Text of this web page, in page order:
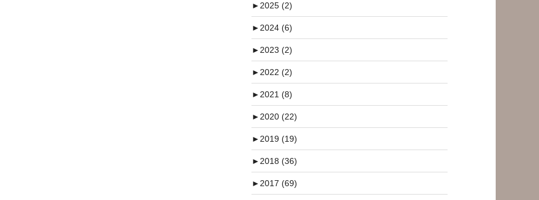
►2025 (2)
►2024 (6)
►2023 (2)
►2022 (2)
►2021 (8)
►2020 (22)
►2019 (19)
►2018 (36)
►2017 (69)